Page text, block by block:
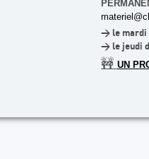
> le mardi
> le jeudi
🚧 UN